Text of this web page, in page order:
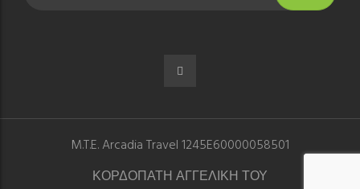
M.T.E. Arcadia Travel 1245E60000058501
ΚΟΡΔΟΠΑΤΗ ΑΓΓΕΛΙΚΗ ΤΟΥ